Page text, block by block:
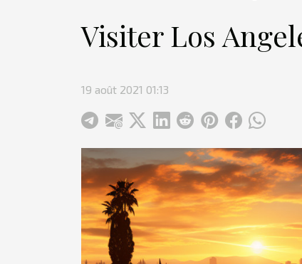
Visiter Los
19 août 2021 01:13